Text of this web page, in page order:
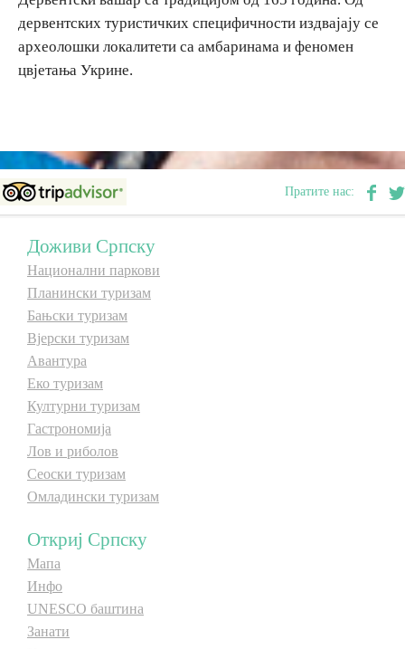
дервентских туристичких специфичности издвајају се
археолошки локалитети са амбаринама и феномен
цвјетања Укрине.
Пратите нас:
Доживи Српску
Национални паркови
Планински туризам
Бањски туризам
Вјерски туризам
Авантура
Еко туризам
Културни туризам
Гастрономија
Лов и риболов
Сеоски туризам
Омладински туризам
Откриј Српску
Мапа
Инфо
UNESCO баштина
Занати